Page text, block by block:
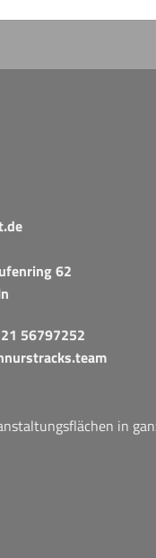
62
56797252
in